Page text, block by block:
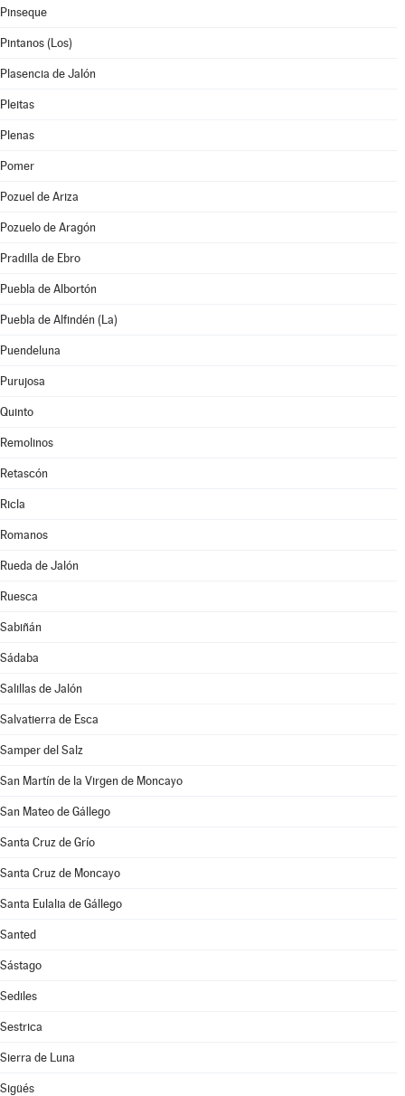
Pinseque
Pintanos (Los)
Plasencia de Jalón
Pleitas
Plenas
Pomer
Pozuel de Ariza
Pozuelo de Aragón
Pradilla de Ebro
Puebla de Albortón
Puebla de Alfindén (La)
Puendeluna
Purujosa
Quinto
Remolinos
Retascón
Ricla
Romanos
Rueda de Jalón
Ruesca
Sabiñán
Sádaba
Salillas de Jalón
Salvatierra de Esca
Samper del Salz
San Martín de la Virgen de Moncayo
San Mateo de Gállego
Santa Cruz de Grío
Santa Cruz de Moncayo
Santa Eulalia de Gállego
Santed
Sástago
Sediles
Sestrica
Sierra de Luna
Sigüés